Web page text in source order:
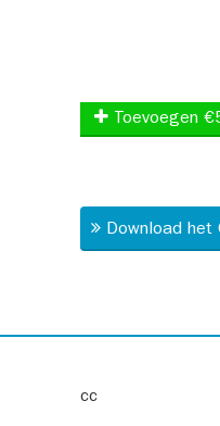
Toevoegen
Download
cc